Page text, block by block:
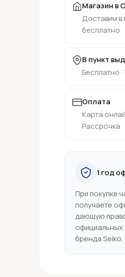
Магазин в
Доставим в
бесплатно
В пункт
Бесплатно ·
Оплата
Карта
Рассрочка
1 год
При покупке
получаете
дающую
официальных
бренда Seiko.